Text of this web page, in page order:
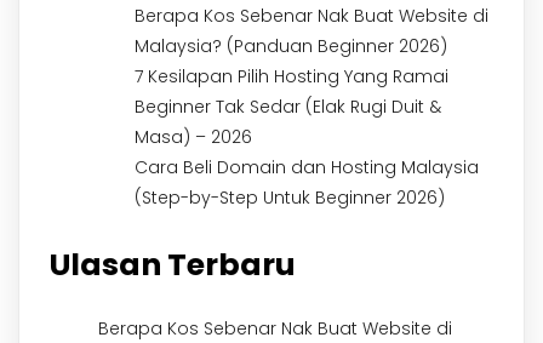
Berapa Kos Sebenar Nak Buat Website di
Malaysia? (Panduan Beginner 2026)
7 Kesilapan Pilih Hosting Yang Ramai
Beginner Tak Sedar (Elak Rugi Duit &
Masa) – 2026
Cara Beli Domain dan Hosting Malaysia
(Step-by-Step Untuk Beginner 2026)
Ulasan Terbaru
Berapa Kos Sebenar Nak Buat Website di